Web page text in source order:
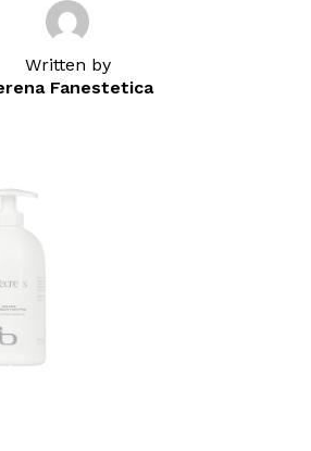
Written by
Fanestetica